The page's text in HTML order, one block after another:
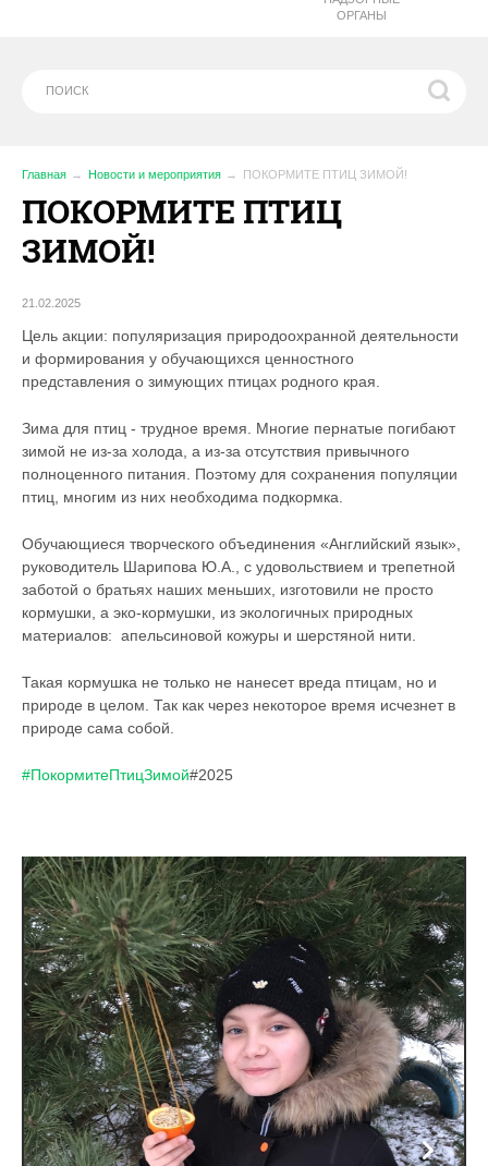
ОРГАНЫ
Главная Новости и мероприятия ПОКОРМИТЕ ПТИЦ ЗИМОЙ!
ПОКОРМИТЕ ПТИЦ
ЗИМОЙ!
21.02.2025
Цель акции: популяризация природоохранной деятельности
и формирования у обучающихся ценностного
представления о зимующих птицах родного края.
Зима для птиц - трудное время. Многие пернатые погибают
зимой не из-за холода, а из-за отсутствия привычного
полноценного питания. Поэтому для сохранения популяции
птиц, многим из них необходима подкормка.
Обучающиеся творческого объединения «Английский язык»,
руководитель Шарипова Ю.А., с удовольствием и трепетной
заботой о братьях наших меньших, изготовили не просто
кормушки, а эко-кормушки, из экологичных природных
материалов: апельсиновой кожуры и шерстяной нити.
Такая кормушка не только не нанесет вреда птицам, но и
природе в целом. Так как через некоторое время исчезнет в
природе сама собой.
#ПокормитеПтицЗимой#2025